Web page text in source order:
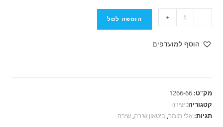
של
אלי
של
הזמן
-
+ הוספה לסל
הוסף למועדפים
מק"ט:1266-66
קטגוריה:שירה
תגיות:אלי תומר,ביטאון שירה,שירה